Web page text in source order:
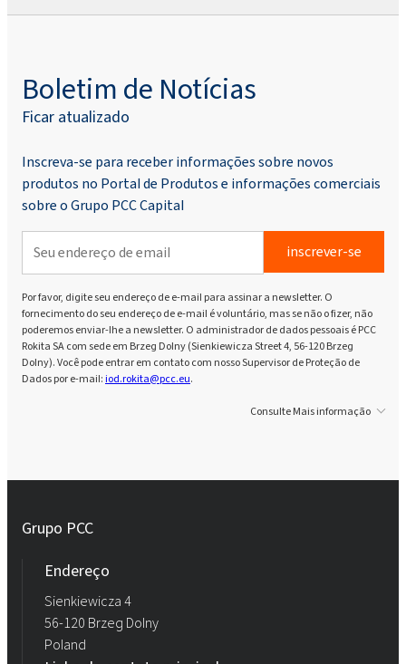
Boletim de Notícias
Ficar atualizado
Inscreva-se para receber informações sobre novos
produtos no Portal de Produtos e informações comerciais
sobre o Grupo PCC Capital
inscrever-se
Por favor, digite seu endereço de e-mail para assinar a newsletter. O
fornecimento do seu endereço de e-mail é voluntário, mas se não o fizer, não
poderemos enviar-lhe a newsletter. O administrador de dados pessoais é PCC
Rokita SA com sede em Brzeg Dolny (Sienkiewicza Street 4, 56-120 Brzeg
Dolny). Você pode entrar em contato com nosso Supervisor de Proteção de
Dados por e-mail:iod.rokita@pcc.eu.
Consulte Mais informação
Grupo PCC
Endereço
Sienkiewicza 4
56-120 Brzeg Dolny
Poland